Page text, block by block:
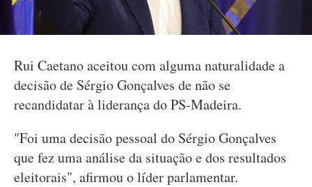
Rui Caetano aceitou com alguma naturalidade a
decisão de Sérgio Gonçalves de não se
recandidatar à liderança do PS-Madeira.
"Foi uma decisão pessoal do Sérgio Gonçalves
que fez uma análise da situação e dos resultados
eleitorais", afirmou o líder parlamentar.